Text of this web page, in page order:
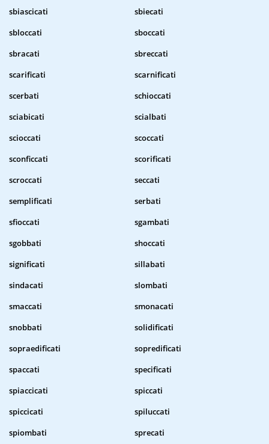
sbiascicati
sbiecati
sbloccati
sboccati
sbracati
sbreccati
scarificati
scarnificati
scerbati
schioccati
sciabicati
scialbati
scioccati
scoccati
sconficcati
scorificati
scroccati
seccati
semplificati
serbati
sfioccati
sgambati
sgobbati
shoccati
significati
sillabati
sindacati
slombati
smaccati
smonacati
snobbati
solidificati
sopraedificati
sopredificati
spaccati
specificati
spiaccicati
spiccati
spiccicati
spiluccati
spiombati
sprecati